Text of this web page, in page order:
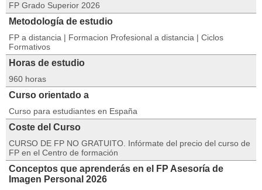
FP Grado Superior 2026
Metodología de estudio
FP a distancia | Formacion Profesional a distancia | Ciclos
Formativos
Horas de estudio
960 horas
Curso orientado a
Curso para estudiantes en España
Coste del Curso
CURSO DE FP NO GRATUITO. Infórmate del precio del curso de
FP en el Centro de formación
Conceptos que aprenderás en el FP Asesoría de
Imagen Personal 2026